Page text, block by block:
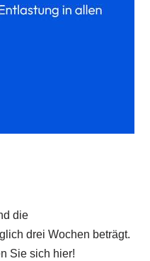
die
drei Wochen beträgt.
Sie sich hier!